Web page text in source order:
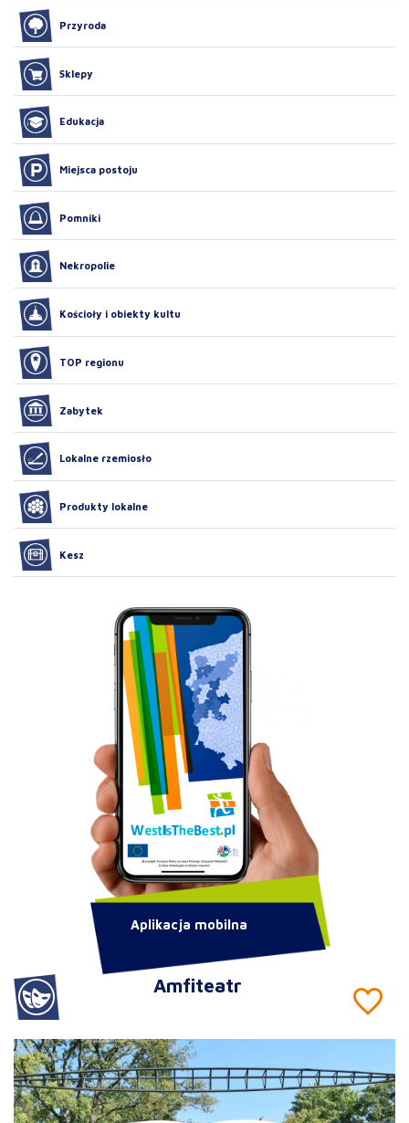
Amfiteatr
Przyroda
Sklepy
Edukacja
Miejsca postoju
Pomniki
Nekropolie
Kościoły i obiekty kultu
TOP regionu
Zabytek
Lokalne rzemiosło
Produkty lokalne
Kesz
Aplikacja mobilna